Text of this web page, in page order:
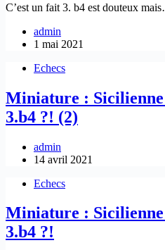
C’est un fait 3. b4 est douteux
admin
1 mai 2021
Echecs
Miniature : Sicilienne
3.b4 ?! (2)
admin
14 avril 2021
Echecs
Miniature : Sicilienne
3.b4 ?!